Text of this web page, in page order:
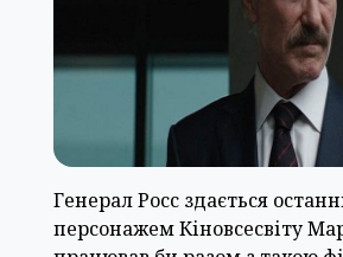
Генерал Росс здається
персонажем Кіновсесвіту